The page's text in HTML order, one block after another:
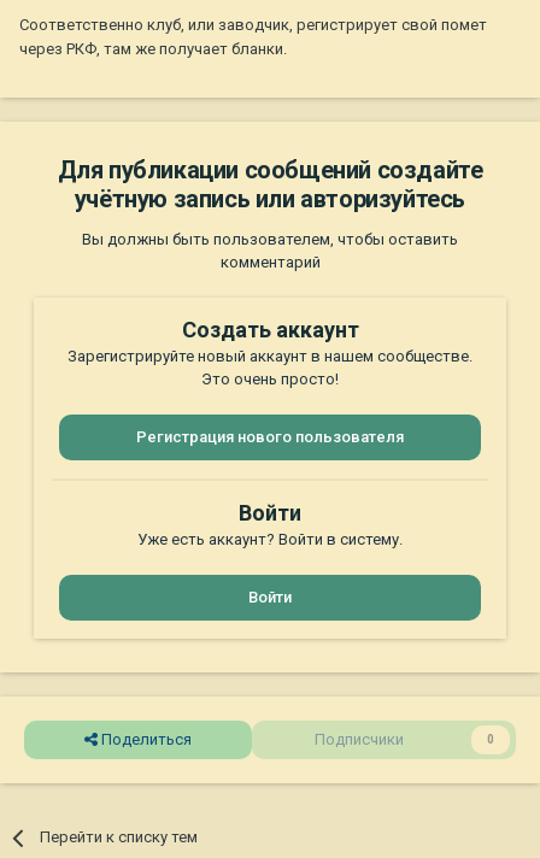
Соответственно клуб, или заводчик, регистрирует свой помет
через РКФ, там же получает бланки.
Для публикации сообщений создайте
учётную запись или авторизуйтесь
Вы должны быть пользователем, чтобы оставить
комментарий
Создать аккаунт
Зарегистрируйте новый аккаунт в нашем сообществе.
Это очень просто!
Регистрация нового пользователя
Войти
Уже есть аккаунт? Войти в систему.
Войти
Поделиться Подписчики 0
Перейти к списку тем